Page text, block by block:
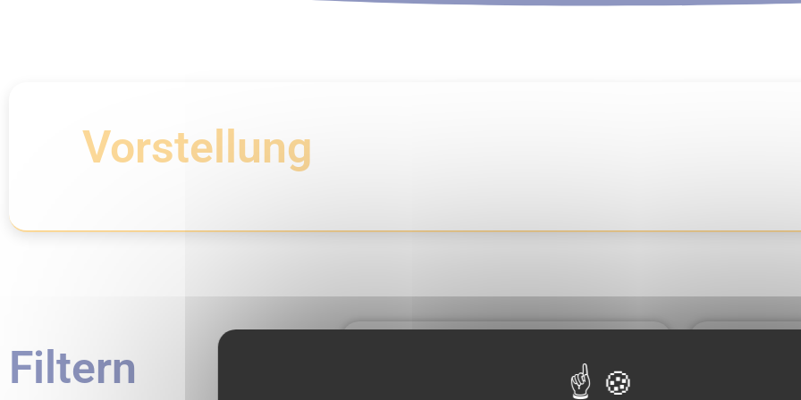
Vorstellung
Filtern